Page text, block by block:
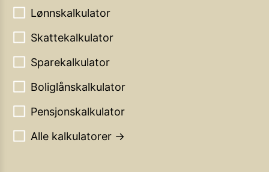
Lønnskalkulator
Skattekalkulator
Sparekalkulator
Boliglånskalkulator
Pensjonskalkulator
Alle kalkulatorer →